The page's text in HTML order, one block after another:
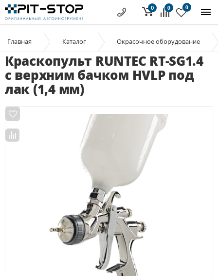
0 0
0
Главная Каталог Окрасочное оборудование
Краскопульт RUNTEC RT-SG1.4
с верхним бачком HVLP под
лак (1,4 мм)